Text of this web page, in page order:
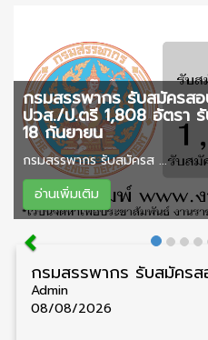
กรมสรรพากร รับสมัครส
ปวส./ป.ตรี 1,808 อัตรา
18 กันยายน
กรมสรรพากร รับสมัครส ...
อ่านเพิ่มเติม
Admin
08/08/2026